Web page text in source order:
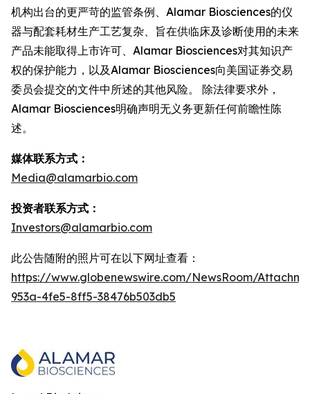
机构出台的更严苛的监管条例、Alamar Biosciences的仪
器与配套耗材生产工艺复杂、旨在供临床及诊断使用的未来
产品未能取得上市许可、Alamar Biosciences对其知识产
权的保护能力，以及Alamar Biosciences向美国证券交易
委员会提交的文件中所述的其他风险。 除法律要求外，
Alamar Biosciences明确声明无义务更新任何前瞻性陈
述。
媒体联系方式：
Media@alamarbio.com
投资者联系方式：
Investors@alamarbio.com
此公告随附的照片可在以下网址查看：
https://www.globenewswire.com/NewsRoom/
953a-4fe5-8ff5-38476b503db5